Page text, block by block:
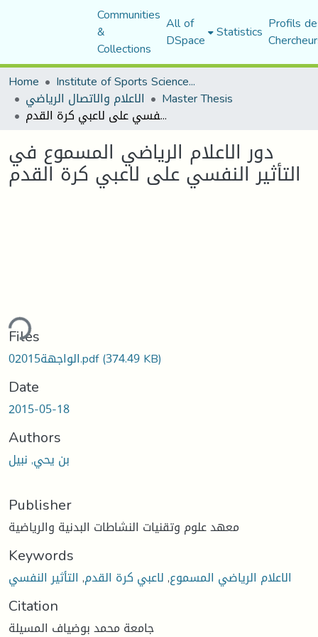
Communities
&
Collections
All of
DSpace Statistics Profils
Home
Institute of Sports Sciences and Techniques
الاعلام والاتصال الرياضي Master Thesis
دور الاعلام الرياضي المسموع في التأثير النفسي على لاعبي كرة القدم
دور الاعلام الرياضي المسموع في
التأثير النفسي على لاعبي كرة القدم
Files
0الواجهة2015.pdf(374.49 KB)
Date
2015-05-18
Authors
بن يحي, نبيل
Publisher
معهد علوم وتقنيات النشاطات البدنية والرياضية
Keywords
الاعلام الرياضي المسموع,لاعبي كرة القدم, التأثير النفسي
Citation
جامعة محمد بوضياف المسيلة